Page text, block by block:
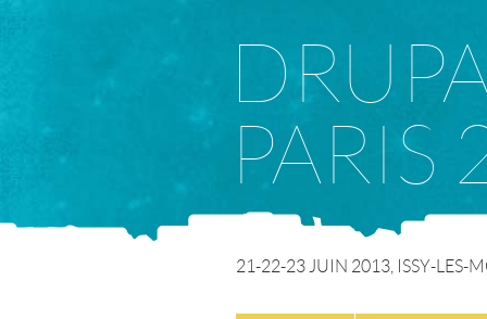
PARIS
21-22-23 JUIN 2013, ISSY-LES-